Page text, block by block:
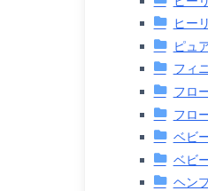
ヒー
ピュ
フィ
フロ
フロ
ベビ
ベビ
ヘン